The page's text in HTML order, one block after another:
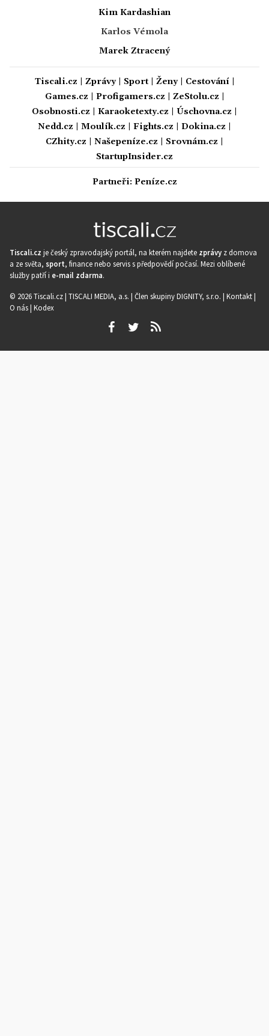
Kim Kardashian
Karlos Vémola
Marek Ztracený
Tiscali.cz Zprávy| Sport| Ženy| Cestování|
Games.cz
Profigamers.cz ZeStolu.cz
Osobnosti.cz
Karaoketexty.cz Úschovna.cz
Nedd.cz
Moulík.cz Fights.cz Dokina.cz
CZhity.cz
Našepeníze.cz Srovnám.cz
StartupInsider.cz
Partneři: Peníze.cz
Tiscali.cz je český zpravodajský portál, na kterém najdete zprávy z domova
a ze světa, sport, finance nebo servis s předpovědí počasí. Mezi oblíbené
služby patří i e-mail zdarma.
© 2026 Tiscali.cz | TISCALI MEDIA, a.s. | Člen skupiny DIGNITY, s.r.o. | Kontakt|
O nás| Kodex